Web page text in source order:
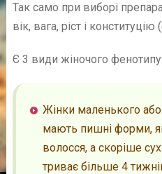
Так само при виборі
вік, вага, ріст і
Є 3 види жіночого фенотипу:
Жінки маленького
мають пишні форми,
волосся, а скоріше
триває більше 4